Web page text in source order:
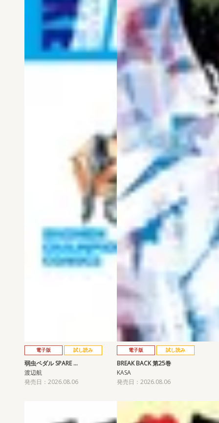
電子版 試し読み
弱虫ペダル SPARE …
渡辺航
発売日：2026.08.06
電子版 試し読み
BREAK BACK 第25巻
KASA
発売日：2026.08.06